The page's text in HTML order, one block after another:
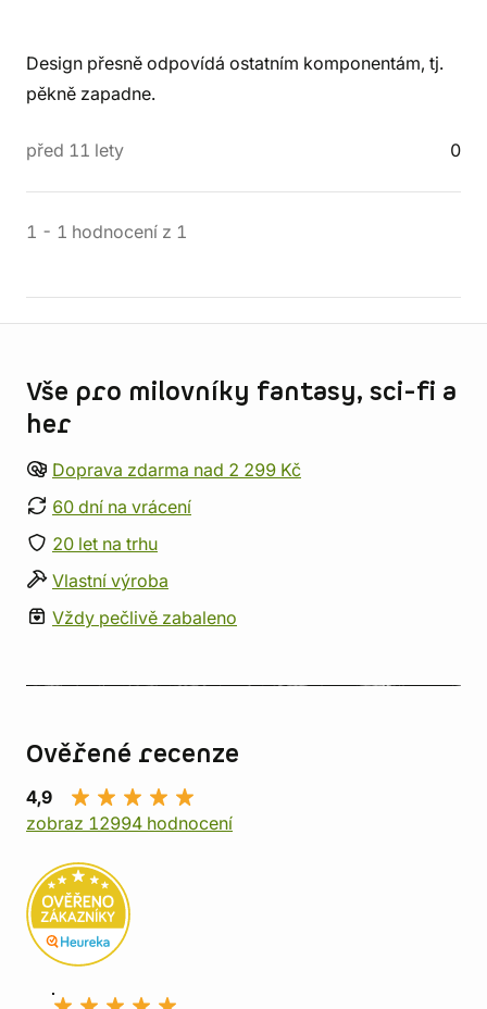
Design přesně odpovídá ostatním komponentám, tj.
pěkně zapadne.
před 11 lety 0
1 - 1 hodnocení z 1
Vše pro milovníky fantasy, sci-fi a
her
Doprava zdarma nad 2 299 Kč
60 dní na vrácení
20 let na trhu
Vlastní výroba
Vždy pečlivě zabaleno
Ověřené recenze
4,9
zobraz 12994 hodnocení